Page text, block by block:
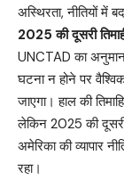
अस्थिरता, नीतियों में
2025 की दूसरी
UNCTAD का
घटना न होने पर
जाएगा। हाल की
लेकिन 2025 की
अमेरिका की व्यापार
रहा।